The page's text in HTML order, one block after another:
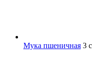
Мука пшеничная 3